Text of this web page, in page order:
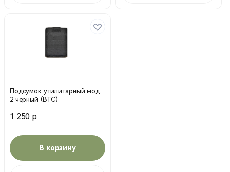
Подсумок утилитарный мод.
2 черный (ВТС)
1 250 р.
В корзину